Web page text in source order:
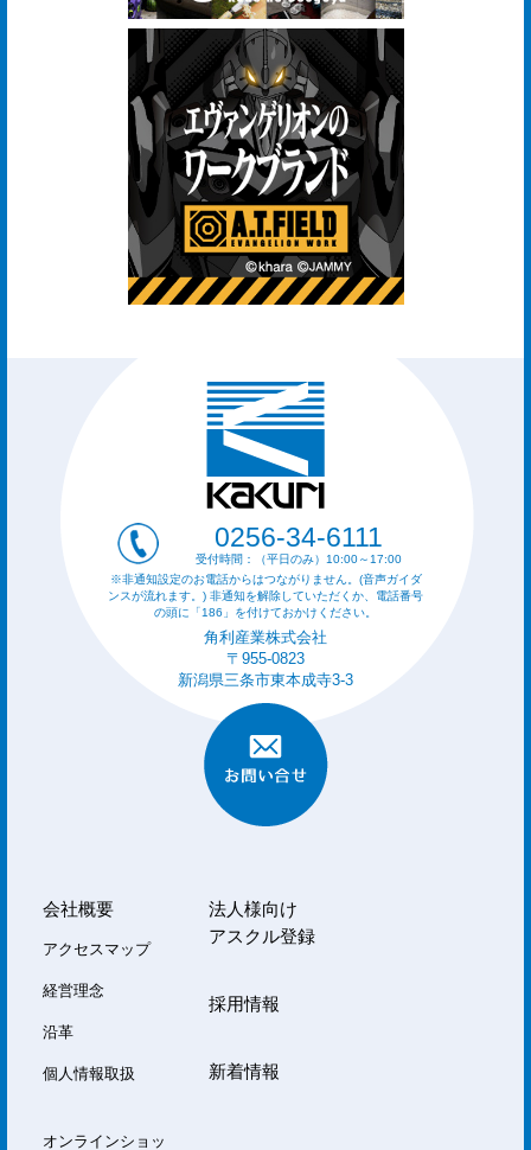
0256-34-6111
受付時間：（平日のみ）10:00～17:00
※非通知設定のお電話からはつながりません。(音声ガイダ
ンスが流れます。) 非通知を解除していただくか、電話番号
の頭に「186」を付けておかけください。
角利産業株式会社
〒955-0823
新潟県三条市東本成寺3-3
会社概要
アクセスマップ
経営理念
沿革
個人情報取扱
オンラインショッ
法人様向け
アスクル登録
採用情報
新着情報